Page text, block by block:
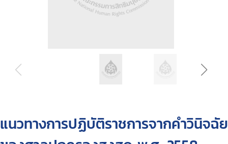
แนวทางการปฏิบัติราชการจากคำวินิจฉัย